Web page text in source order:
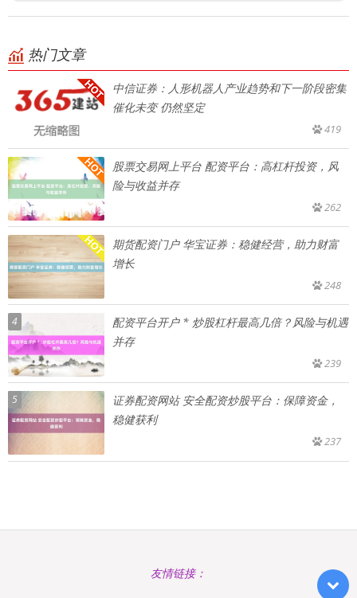
热门文章
中信证券：人形机器人产业趋势和下一阶段密集
催化未变 仍然坚定
419
股票交易网上平台 配资平台：高杠杆投资，风
险与收益并存
262
期货配资门户 华宝证券：稳健经营，助力财富
增长
248
4
配资平台开户 * 炒股杠杆最高几倍？风险与机遇
并存
239
5
证券配资网站 安全配资炒股平台：保障资金，
稳健获利
237
友情链接：